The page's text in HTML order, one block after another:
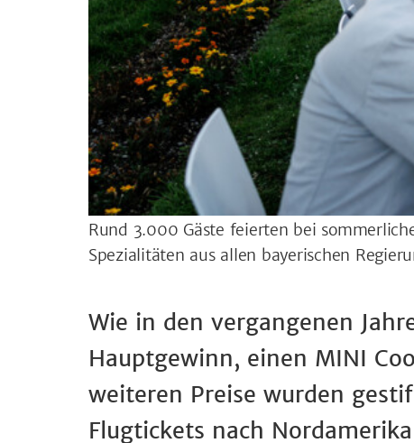
Rund 3.000 Gäste feierten bei
Spezialitäten aus allen bayerischen
Wie in den vergangenen
Hauptgewinn, einen MINI
weiteren Preise wurden
Flugtickets nach